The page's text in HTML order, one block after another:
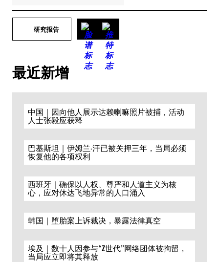
研究报告
最近新增
中国｜因向他人展示达赖喇嘛照片被捕，活动
人士张毅应获释
巴基斯坦｜伊姆兰·汗已被关押三年，当局必须
恢复他的各项权利
西班牙｜确保以人权、尊严和人道主义为核
心，应对休达飞地异常的人口涌入
韩国｜堕胎案上诉裁决，暴露法律真空
埃及｜数十人因参与“Z世代”网络团体被拘留，
当局应立即将其释放